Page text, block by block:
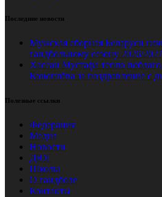
Последние новости
Мужская сборная Беларуси
гандбольному сезону 2026/2027
Хассан Мустафа тепло
Коноплёва за поздравление с
Полезные ссылки
Федерация
Медиа
Новости
ДЮГ
Школы
О гандболе
Контакты